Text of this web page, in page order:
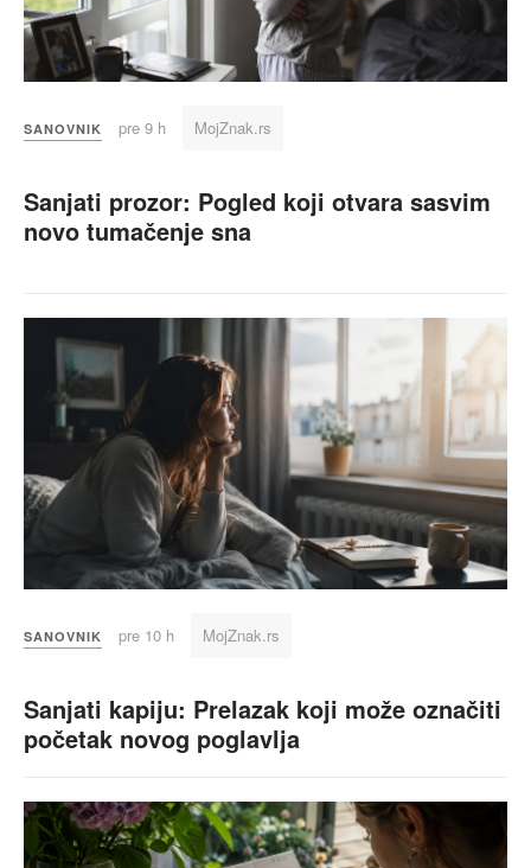
SANOVNIK pre 9 h MojZnak.rs
Sanjati prozor: Pogled koji otvara sasvim
novo tumačenje sna
SANOVNIK pre 10 h MojZnak.rs
Sanjati kapiju: Prelazak koji može označiti
početak novog poglavlja